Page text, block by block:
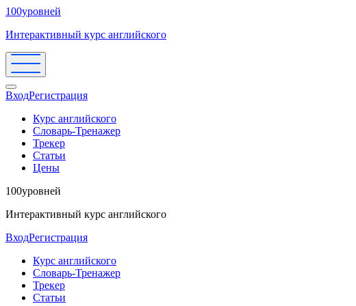
100уровней
Интерактивный курс английского
ВходРегистрация
Курс английского
Словарь-Тренажер
Трекер
Статьи
Цены
100уровней
Интерактивный курс английского
ВходРегистрация
Курс английского
Словарь-Тренажер
Трекер
Статьи